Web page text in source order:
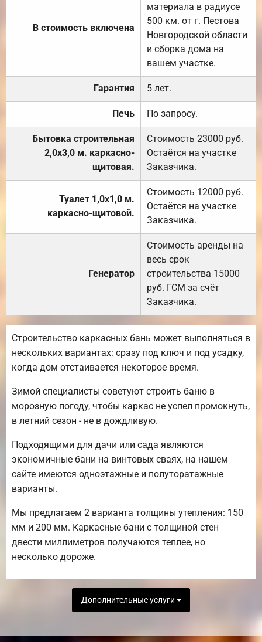
В стоимость включена
материала в радиусе
500 км. от г. Пестова
Новгородской области
и сборка дома на
вашем участке.
Гарантия 5 лет.
Печь По запросу.
Бытовка строительная
2,0х3,0 м. каркасно-
щитовая.
Стоимость 23000 руб.
Остаётся на участке
Заказчика.
Туалет 1,0х1,0 м.
каркасно-щитовой.
Стоимость 12000 руб.
Остаётся на участке
Заказчика.
Генератор
Стоимость аренды на
весь срок
строительства 15000
руб. ГСМ за счёт
Заказчика.
Строительство каркасных бань может выполняться в
нескольких вариантах: сразу под ключ и под усадку,
когда дом отстаивается некоторое время.
Зимой специалисты советуют строить баню в
морозную погоду, чтобы каркас не успел промокнуть,
в летний сезон - не в дождливую.
Подходящими для дачи или сада являются
экономичные бани на винтовых сваях, на нашем
сайте имеются одноэтажные и полуторатажные
варианты.
Мы предлагаем 2 варианта толщины утепления: 150
мм и 200 мм. Каркасные бани с толщиной стен
двести миллиметров получаются теплее, но
несколько дороже.
Дополнительные услуги